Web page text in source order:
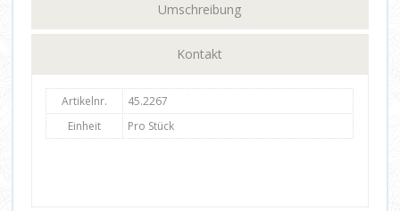
Umschreibung
Kontakt
Artikelnr.
45.2267
Einheit
Pro Stück